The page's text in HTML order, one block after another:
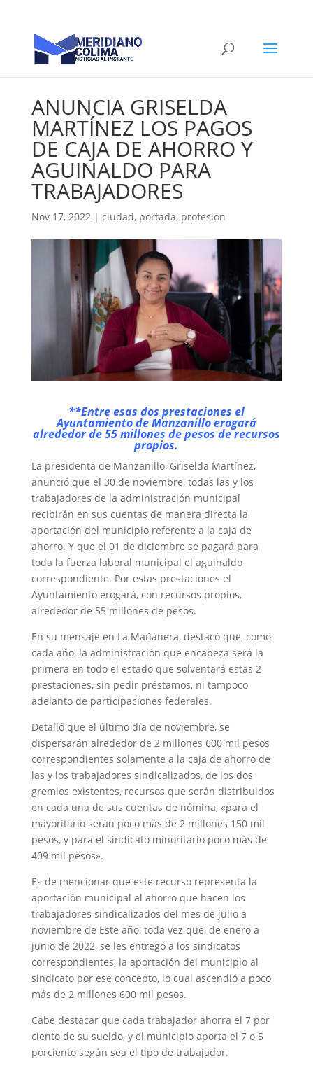
ANUNCIA GRISELDA
MARTÍNEZ LOS PAGOS
DE CAJA DE AHORRO Y
AGUINALDO PARA
TRABAJADORES
Nov 17, 2022| ciudad, portada, profesion
**Entre esas dos prestaciones el
Ayuntamiento de Manzanillo erogará
alrededor de 55 millones de pesos de recursos
propios.
La presidenta de Manzanillo, Griselda Martínez,
anunció que el 30 de noviembre, todas las y los
trabajadores de la administración municipal
recibirán en sus cuentas de manera directa la
aportación del municipio referente a la caja de
ahorro. Y que el 01 de diciembre se pagará para
toda la fuerza laboral municipal el aguinaldo
correspondiente. Por estas prestaciones el
Ayuntamiento erogará, con recursos propios,
alrededor de 55 millones de pesos.
En su mensaje en La Mañanera, destacó que, como
cada año, la administración que encabeza será la
primera en todo el estado que solventará estas 2
prestaciones, sin pedir préstamos, ni tampoco
adelanto de participaciones federales.
Detalló que el último día de noviembre, se
dispersarán alrededor de 2 millones 600 mil pesos
correspondientes solamente a la caja de ahorro de
las y los trabajadores sindicalizados, de los dos
gremios existentes, recursos que serán distribuidos
en cada una de sus cuentas de nómina, «para el
mayoritario serán poco más de 2 millones 150 mil
pesos, y para el sindicato minoritario poco más de
409 mil pesos».
Es de mencionar que este recurso representa la
aportación municipal al ahorro que hacen los
trabajadores sindicalizados del mes de julio a
noviembre de Este año, toda vez que, de enero a
junio de 2022, se les entregó a los sindicatos
correspondientes, la aportación del municipio al
sindicato por ese concepto, lo cual ascendió a poco
más de 2 millones 600 mil pesos.
Cabe destacar que cada trabajador ahorra el 7 por
ciento de su sueldo, y el municipio aporta el 7 o 5
porciento según sea el tipo de trabajador.